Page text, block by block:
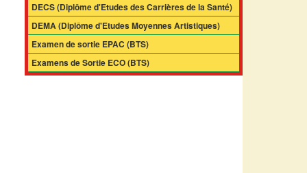
DECS (Diplôme d'Etudes des Carrières de la Santé)
DEMA (Diplôme d'Etudes Moyennes Artistiques)
Examen de sortie EPAC (BTS)
Examens de Sortie ECO (BTS)